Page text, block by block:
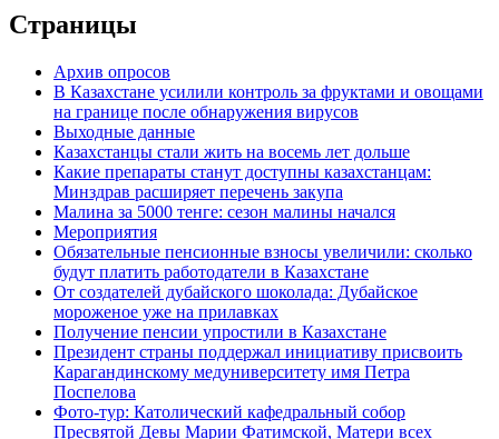
Страницы
Архив опросов
В Казахстане усилили контроль за фруктами и овощами
на границе после обнаружения вирусов
Выходные данные
Казахстанцы стали жить на восемь лет дольше
Какие препараты станут доступны казахстанцам:
Минздрав расширяет перечень закупа
Малина за 5000 тенге: сезон малины начался
Мероприятия
Обязательные пенсионные взносы увеличили: сколько
будут платить работодатели в Казахстане
От создателей дубайского шоколада: Дубайское
мороженое уже на прилавках
Получение пенсии упростили в Казахстане
Президент страны поддержал инициативу присвоить
Карагандинскому медуниверситету имя Петра
Поспелова
Фото-тур: Католический кафедральный собор
Пресвятой Девы Марии Фатимской, Матери всех